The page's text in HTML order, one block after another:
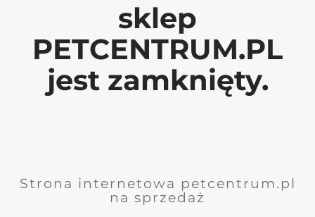
sklep
PETCENTRUM.PL
jest zamknięty.
Strona internetowa petcentrum.pl
na sprzedaż